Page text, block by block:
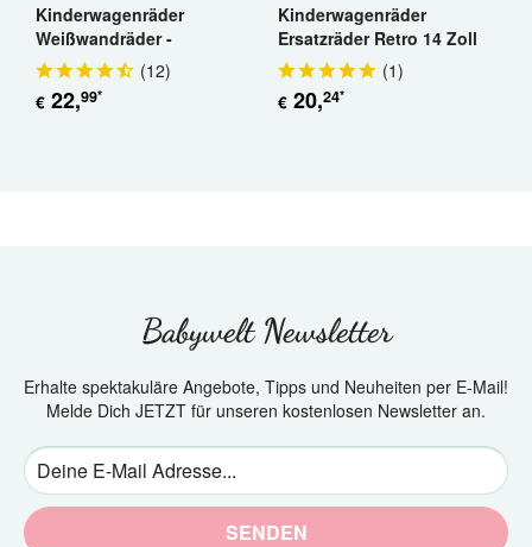
Kinderwagenräder
Weißwandräder -
Ersatzräder 14 Zoll Retro
(12)
€ 22,99*
Kinderwagenräder
Ersatzräder Retro 14 Zoll
(1)
€ 20,24*
Babywelt Newsletter
Erhalte spektakuläre Angebote, Tipps und Neuheiten per E-Mail!
Melde Dich JETZT für unseren kostenlosen Newsletter an.
SENDEN